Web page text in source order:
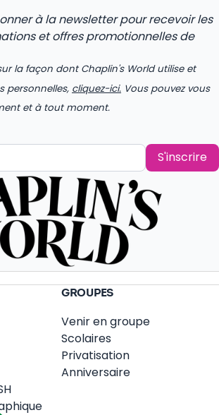
à la newsletter pour recevoir les
et offres promotionnelles de
la façon dont Chaplin's World utilise et
personnelles, cliquez-ici. Vous pouvez vous
et à tout moment.
S'inscrire
GROUPES
Venir en groupe
Scolaires
Privatisation
Anniversaire